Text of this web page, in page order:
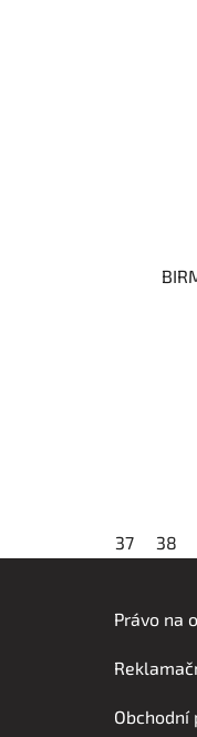
37 38
Právo na
Obchodní